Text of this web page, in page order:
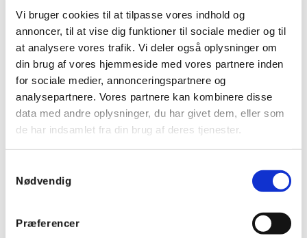
Vi bruger cookies til at tilpasse vores indhold og
annoncer, til at vise dig funktioner til sociale medier og til
at analysere vores trafik. Vi deler også oplysninger om
din brug af vores hjemmeside med vores partnere inden
for sociale medier, annonceringspartnere og
analysepartnere. Vores partnere kan kombinere disse
data med andre oplysninger, du har givet dem, eller som
de har indsamlet fra din brug af deres tjenester.
Nødvendig
Præferencer
Socomec SIRCO lastbryder 415VAC / 500VDC, 3P 125A